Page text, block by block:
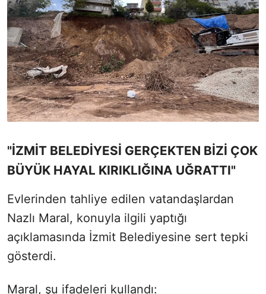
"İZMİT BELEDİYESİ GERÇEKTEN BİZİ ÇOK
BÜYÜK HAYAL KIRIKLIĞINA UĞRATTI"
Evlerinden tahliye edilen vatandaşlardan
Nazlı Maral, konuyla ilgili yaptığı
açıklamasında İzmit Belediyesine sert tepki
gösterdi.
Maral, şu ifadeleri kullandı: